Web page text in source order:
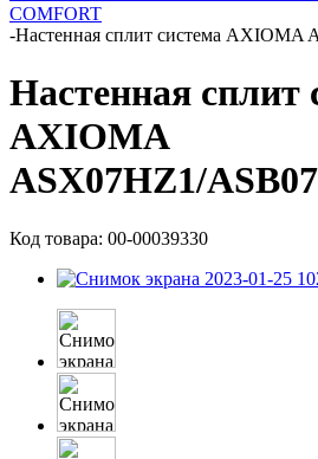
COMFORT
-Настенная сплит система AXIOMA
Настенная сплит
AXIOMA
ASX07HZ1/
Код товара: 00-00039330